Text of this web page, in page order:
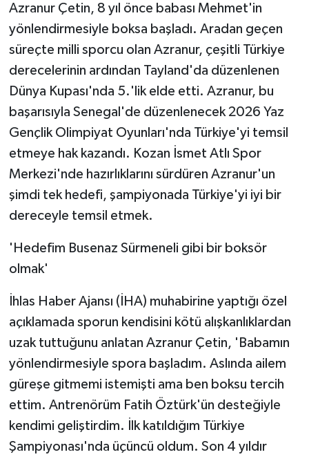
Azranur Çetin, 8 yıl önce babası Mehmet'in
yönlendirmesiyle boksa başladı. Aradan geçen
süreçte milli sporcu olan Azranur, çeşitli Türkiye
derecelerinin ardından Tayland'da düzenlenen
Dünya Kupası'nda 5.'lik elde etti. Azranur, bu
başarısıyla Senegal'de düzenlenecek 2026 Yaz
Gençlik Olimpiyat Oyunları'nda Türkiye'yi temsil
etmeye hak kazandı. Kozan İsmet Atlı Spor
Merkezi'nde hazırlıklarını sürdüren Azranur'un
şimdi tek hedefi, şampiyonada Türkiye'yi iyi bir
dereceyle temsil etmek.
'Hedefim Busenaz Sürmeneli gibi bir boksör
olmak'
İhlas Haber Ajansı (İHA) muhabirine yaptığı özel
açıklamada sporun kendisini kötü alışkanlıklardan
uzak tuttuğunu anlatan Azranur Çetin, 'Babamın
yönlendirmesiyle spora başladım. Aslında ailem
güreşe gitmemi istemişti ama ben boksu tercih
ettim. Antrenörüm Fatih Öztürk'ün desteğiyle
kendimi geliştirdim. İlk katıldığım Türkiye
Şampiyonası'nda üçüncü oldum. Son 4 yıldır